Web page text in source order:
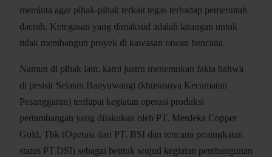
meminta agar pihak-pihak terkait tegas terhadap pemerintah
daerah. Ketegasan yang dimaksud adalah larangan untuk
tidak membangun proyek di kawasan rawan bencana.
Namun di pihak lain, kami justru menemukan fakta bahwa
di pesisir Selatan Banyuwangi (khususnya Kecamatan
Pesanggaran) terdapat kegiatan operasi produksi
pertambangan yang dilakukan oleh PT. Merdeka Copper
Gold, Tbk (Operasi dari PT. BSI dan rencana peningkatan
status PT.DSI) sebagai bentuk wujud kegiatan pembangunan